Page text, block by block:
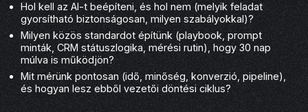
Hol kell az AI-t beépíteni, és hol nem (melyik feladat
gyorsítható biztonságosan, milyen szabályokkal)?
Milyen közös standardot építünk (playbook, prompt
minták, CRM státuszlogika, mérési rutin), hogy 30 nap
múlva is működjön?
Mit mérünk pontosan (idő, minőség, konverzió, pipeline),
és hogyan lesz ebből vezetői döntési ciklus?